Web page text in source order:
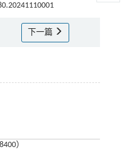
下一篇
）